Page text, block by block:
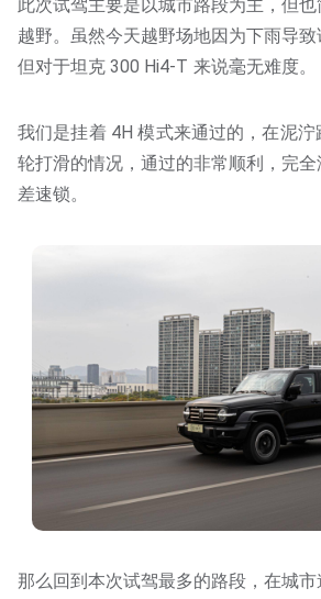
此次试驾主要是以城市路段为主，但
越野。虽然今天越野场地因为下雨导致
但对于坦克 300 Hi4-T 来说毫无难度。
我们是挂着 4H 模式来通过的，在泥
轮打滑的情况，通过的非常顺利，完
差速锁。
那么回到本次试驾最多的路段，在城